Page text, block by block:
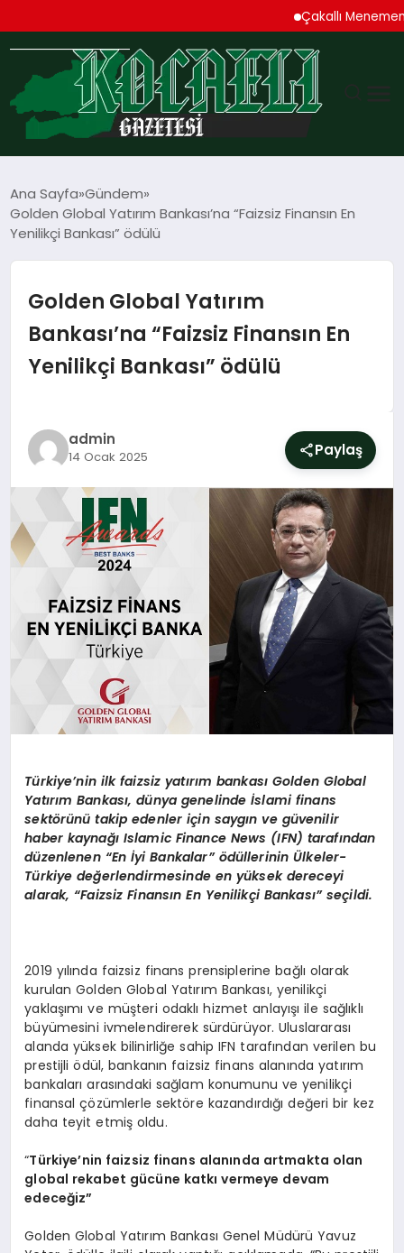
Çakallı Menemeni
TEKNOLOJI
MAGAZIN
YAŞAM
DÜNYA
SAĞLIK
EĞITIM
Ana Sayfa Gündem
Golden Global Yatırım Bankası’na “Faizsiz Finansın En
Yenilikçi Bankası” ödülü
Golden Global Yatırım
Bankası’na “Faizsiz Finansın En
Yenilikçi Bankası” ödülü
admin
14 Ocak 2025 Paylaş
Türkiye’nin ilk faizsiz yatırım bankası Golden Global
Yatırım Bankası, dünya genelinde İslami finans
sektörünü takip edenler için saygın ve güvenilir
haber kaynağı Islamic Finance News (IFN) tarafından
düzenlenen “En İyi Bankalar” ödüllerininÜlkeler-
Türkiye değerlendirmesinde en yüksek dereceyi
alarak, “Faizsiz Finansın En Yenilikçi Bankası” seçildi.
2019 yılında faizsiz finans prensiplerine bağlı olarak
kurulan Golden Global Yatırım Bankası, yenilikçi
yaklaşımı ve müşteri odaklı hizmet anlayışı ile sağlıklı
büyümesini ivmelendirerek sürdürüyor. Uluslararası
alanda yüksek bilinirliğe sahip IFN tarafından verilen bu
prestijli ödül, bankanın faizsiz finans alanında yatırım
bankaları arasındaki sağlam konumunu ve yenilikçi
finansal çözümlerle sektöre kazandırdığı değeri bir kez
daha teyit etmiş oldu.
“Türkiye’nin faizsiz finans alanında artmakta olan
global rekabet gücüne katkı vermeye devam
edeceğiz”
Golden Global Yatırım Bankası Genel Müdürü Yavuz